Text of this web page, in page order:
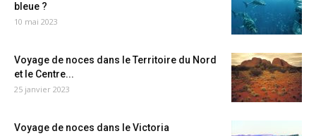
bleue ?
10 mai 2023
Voyage de noces dans le Territoire du Nord
et le Centre...
25 janvier 2023
Voyage de noces dans le Victoria